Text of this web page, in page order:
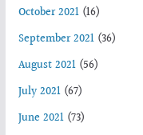
October 2021(16)
September 2021(36)
August 2021(56)
July 2021(67)
June 2021(73)